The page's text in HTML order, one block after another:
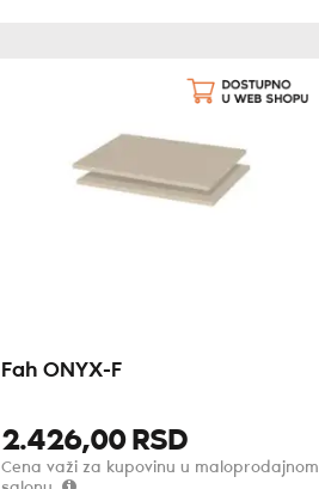
Fah ONYX-F
2.426,00 RSD
Cena važi za kupovinu u maloprodajnom